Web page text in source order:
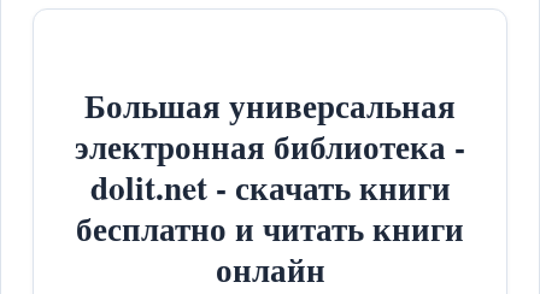
Большая универсальная
электронная библиотека -
dolit.net - скачать книги
бесплатно и читать книги
онлайн